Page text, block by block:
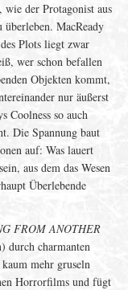
wie der Protagonist aus
MacReady
Plots liegt zwar
wer schon befallen
Objekten kommt,
nur äußerst
Coolness so auch
Die Spannung baut
auf: Was lauert
aus dem das Wesen
Überlebende
FROM ANOTHER
durch charmanten
mehr gruseln
Horrorfilms und fügt